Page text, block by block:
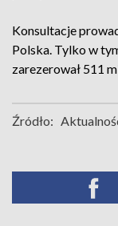
Konsultacje
Polska. Tylko w
zarezerował 511
Źródło: